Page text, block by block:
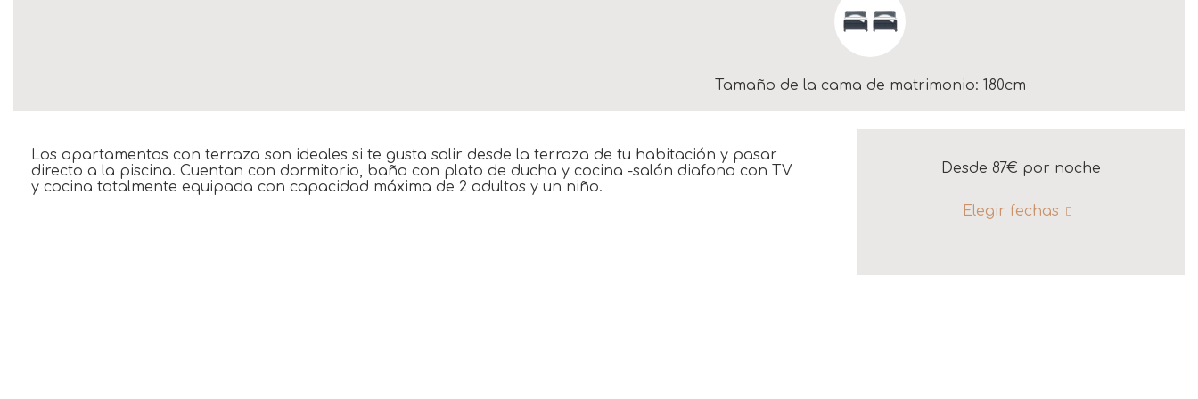
Tamaño de la cama de matrimonio: 180cm
Los apartamentos con terraza son ideales si te gusta salir desde la terraza de tu habitación y pasar
directo a la piscina. Cuentan con dormitorio, baño con plato de ducha y cocina -salón diafono con TV
y cocina totalmente equipada con capacidad máxima de 2 adultos y un niño.
Desde 87€ por noche
Elegir fechas